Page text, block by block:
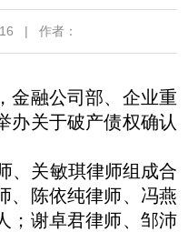
| 作者：
融公司部、企业重
办关于破产债权确认
关敏琪律师组成合
、陈依纯律师、冯燕
；谢卓君律师、邹沛